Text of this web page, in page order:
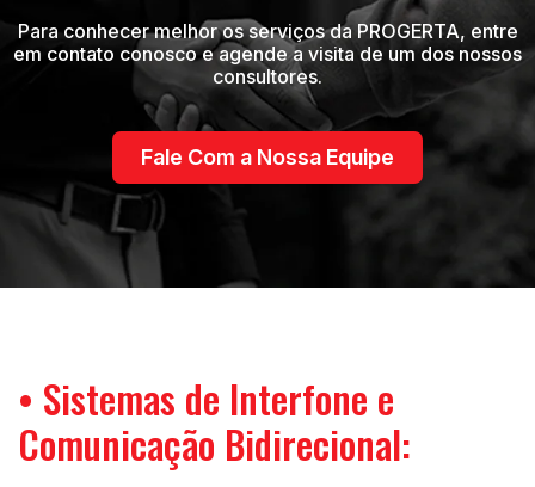
Para conhecer melhor os serviços da PROGERTA, entre
em contato conosco e agende a visita de um dos nossos
consultores.
Fale Com a Nossa Equipe
• Sistemas de Interfone e
Comunicação Bidirecional: